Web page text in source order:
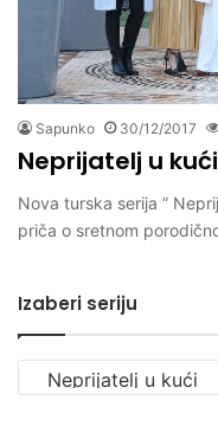
Sapunko 30/12/2017
Neprijatelj u
Nova turska serija ”
priča o sretnom
Izaberi seriju
Izaberi
seriju